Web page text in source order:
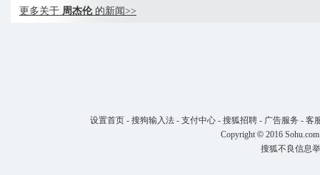
更多关于 周杰伦的新闻>>
设置首页- 搜狗输入法- 支付中心- 搜狐招聘- 广告服务 - 客
Copyright © 2016
搜狐不良信息